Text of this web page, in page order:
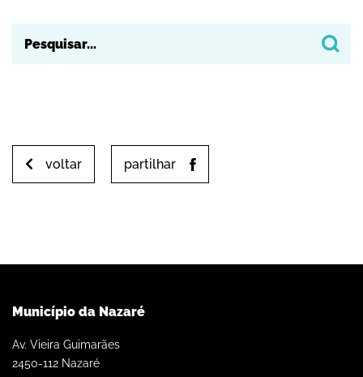
voltar partilhar
Município da Nazaré
Av. Vieira Guimarães
2450-112 Nazaré